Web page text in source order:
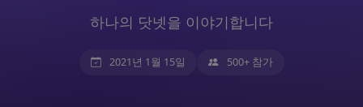
하나의 닷넷을 이야기합니다
2021년 1월 15일 500+ 참가